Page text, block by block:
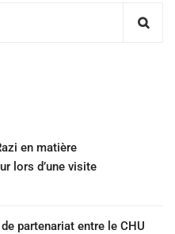
en matière
lors d’une visite
partenariat entre le CHU